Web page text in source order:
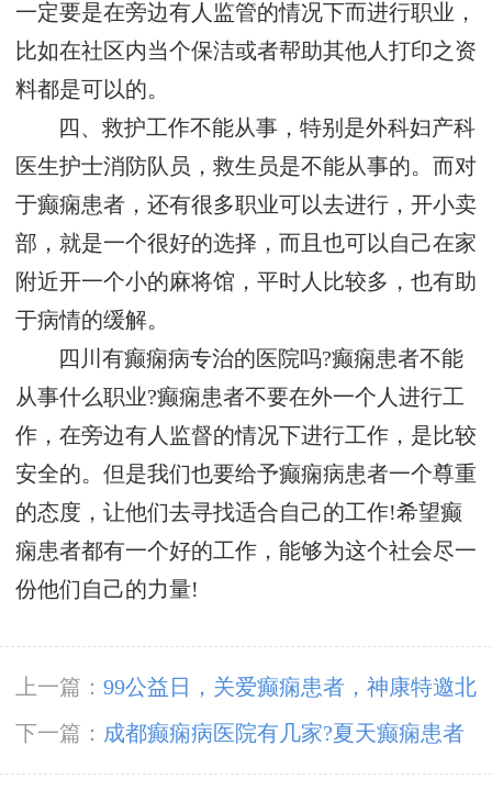
一定要是在旁边有人监管的情况下而进行职业，
比如在社区内当个保洁或者帮助其他人打印之资
料都是可以的。
四、救护工作不能从事，特别是外科妇产科
医生护士消防队员，救生员是不能从事的。而对
于癫痫患者，还有很多职业可以去进行，开小卖
部，就是一个很好的选择，而且也可以自己在家
附近开一个小的麻将馆，平时人比较多，也有助
于病情的缓解。
四川有癫痫病专治的医院吗?癫痫患者不能
从事什么职业?癫痫患者不要在外一个人进行工
作，在旁边有人监督的情况下进行工作，是比较
安全的。但是我们也要给予癫痫病患者一个尊重
的态度，让他们去寻找适合自己的工作!希望癫
痫患者都有一个好的工作，能够为这个社会尽一
份他们自己的力量!
上一篇： 99公益日，关爱癫痫患者，神康特邀北
京癫痫专家领衔会诊，守护癫痫患者健康未来!
下一篇： 成都癫痫病医院有几家?夏天癫痫患者
应该怎么护理?